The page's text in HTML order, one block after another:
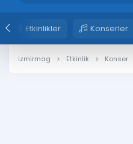
Etkinlikler Konserler
izmirmag Etkinlik Konser